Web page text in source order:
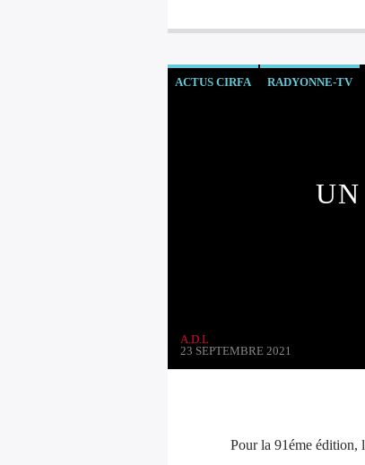
ACTUS CIRFA RADYONNE-TV
A.D.L
23 SEPTEMBRE 2021
Pour la 91éme édition,